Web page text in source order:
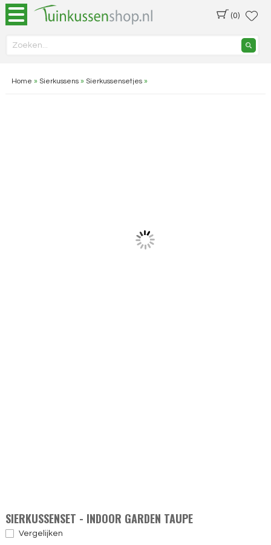
(0)
Home » Sierkussens» Sierkussensetjes»
SIERKUSSENSET - INDOOR GARDEN TAUPE
Vergelijken